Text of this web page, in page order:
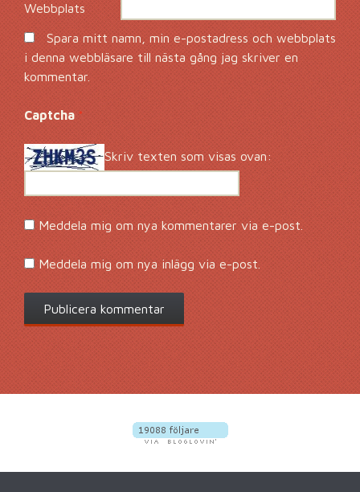
Webbplats
Spara mitt namn, min e-postadress och webbplats
i denna webbläsare till nästa gång jag skriver en
kommentar.
Captcha*
Skriv texten som visas ovan:
Meddela mig om nya kommentarer via e-post.
Meddela mig om nya inlägg via e-post.